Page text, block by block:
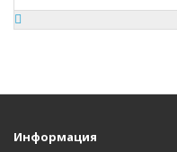
Информация